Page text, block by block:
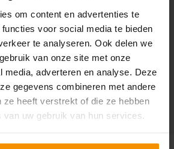
om content en advertenties te
voor social media te bieden
te analyseren. Ook delen we
van onze site met onze
media, adverteren en analyse. Deze
gegevens combineren met andere
ze heeft verstrekt of die ze hebben
uw gebruik van hun services.
zonder oordeel en stellen vragen
weer op een rijtje te krijgen
te zien. Ze zijn veelzijdig in hun
OM TAFEL?